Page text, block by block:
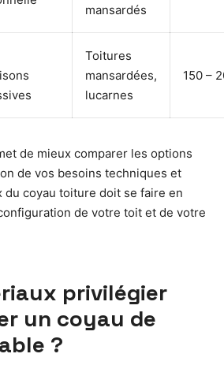
mansardés
Toitures
mansardées,
lucarnes
150 –
de mieux comparer les options
de vos besoins techniques et
du coyau toiture doit se faire en
de votre toit et de votre
privilégier
un coyau de
?